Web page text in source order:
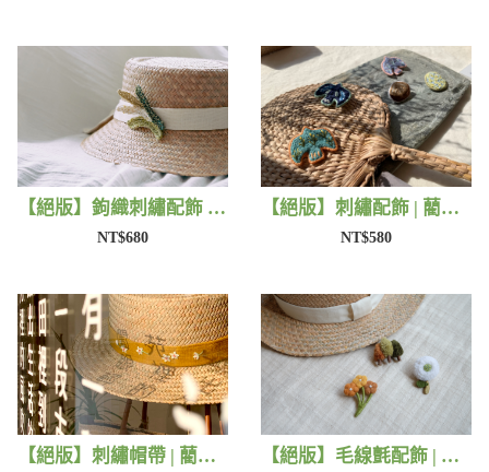
【絕版】鉤織刺繡配飾 | 藺子Xphytooo
NT$680
【絕版】刺繡配飾 | 藺子X撫子色生活
NT$580
【絕版】刺繡帽帶 | 藺子X有FU手作 【絕版】毛線氈配飾 | 藺子X小森物